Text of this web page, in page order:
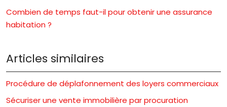
Combien de temps faut-il pour obtenir une assurance
habitation ?
Articles similaires
Procédure de déplafonnement des loyers commerciaux
Sécuriser une vente immobilière par procuration